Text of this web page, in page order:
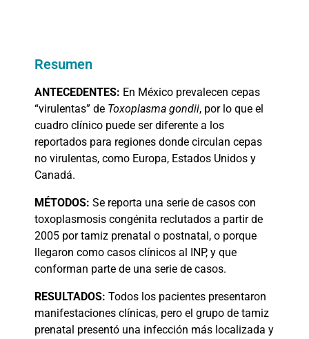
Resumen
ANTECEDENTES: En México prevalecen cepas
“virulentas” de Toxoplasma gondii, por lo que el
cuadro clínico puede ser diferente a los
reportados para regiones donde circulan cepas
no virulentas, como Europa, Estados Unidos y
Canadá.
MÉTODOS: Se reporta una serie de casos con
toxoplasmosis congénita reclutados a partir de
2005 por tamiz prenatal o postnatal, o porque
llegaron como casos clínicos al INP, y que
conforman parte de una serie de casos.
RESULTADOS: Todos los pacientes presentaron
manifestaciones clínicas, pero el grupo de tamiz
prenatal presentó una infección más localizada y